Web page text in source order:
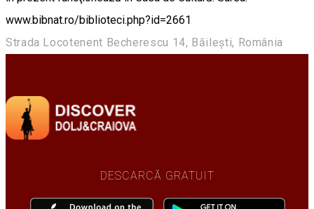
www.bibnat.ro/biblioteci.php?id=2661
Strada Locotenent Becherescu 14, Băilești, România
DESCARCĂ GRATUIT